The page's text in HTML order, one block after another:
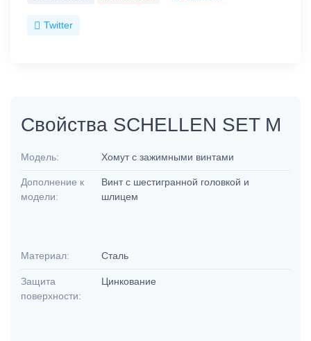
Twitter
Свойства SCHELLEN SET M
Модель: Хомут с зажимными винтами
Дополнение к
модели:
Винт с шестигранной головкой и
шлицем
Материал: Сталь
Защита
поверхности:
Цинкование